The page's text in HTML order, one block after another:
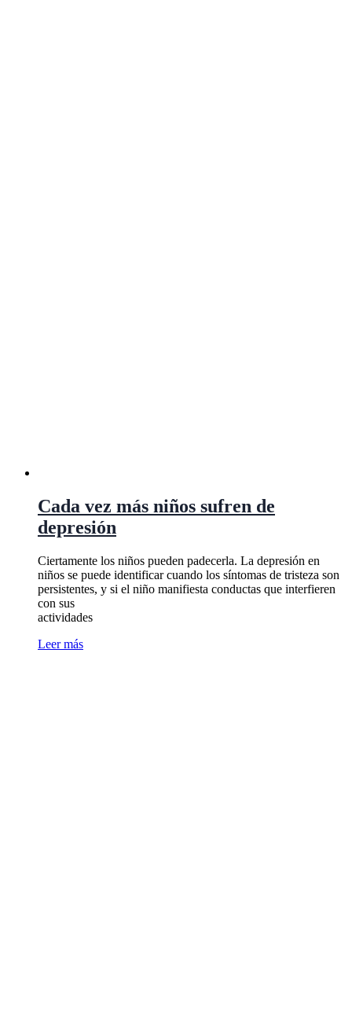
Cada vez más niños sufren de
depresión
Ciertamente los niños pueden padecerla. La depresión en
niños se puede identificar cuando los síntomas de tristeza son
persistentes, y si el niño manifiesta conductas que interfieren
con sus
actividades
Leer más